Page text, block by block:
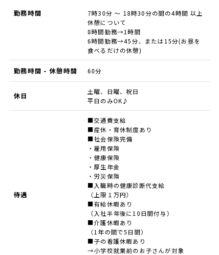
勤務時間
7時30分 ～ 18時30分の間の4時間 以上
休憩について
8時間勤務→1時間
6時間勤務→45分、または15分(お昼を
食べるだけの休憩)
勤務時間 - 休憩時間 60分
休日
土曜、日曜、祝日
平日のみOK♪
待遇
■交通費支給
■産休・育休制度あり
■社会保険完備
・雇用保険
・健康保険
・厚生年金
・労災保険
■入職時の健康診断代支給
（上限１万円）
■有給休暇あり
（入社半年後に10日間付与）
■介護休暇あり
（1年の間で5日間）
■子の看護休暇あり
→小学校就業前のお子さんが対象